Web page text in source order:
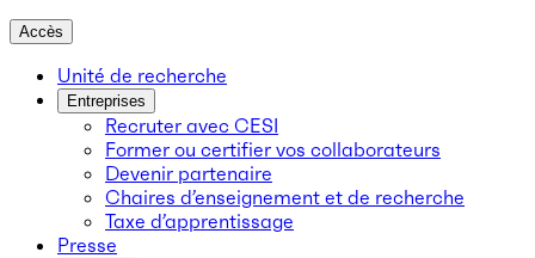
Accès
Unité de recherche
Entreprises
Recruter avec CESI
Former ou certifier vos collaborateurs
Devenir partenaire
Chaires d’enseignement et de recherche
Taxe d’apprentissage
Presse